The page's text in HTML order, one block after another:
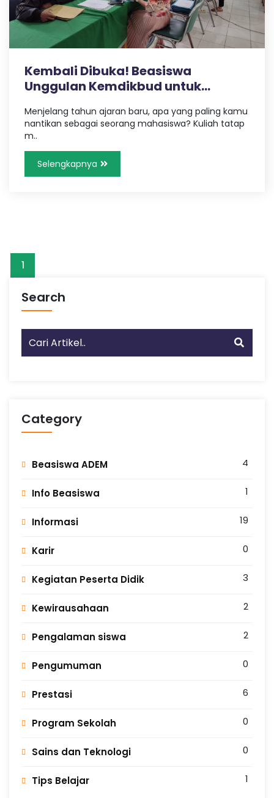
6
A
G
Kembali Dibuka! Beasiswa
Unggulan Kemdikbud untuk
Menjelang tahun ajaran baru, apa yang paling kamu
nantikan sebagai seorang mahasiswa? Kuliah tatap
m..
Selengkapnya
1
Search
Category
Beasiswa ADEM 4
Info Beasiswa 1
Informasi 19
Karir 0
Kegiatan Peserta Didik 3
Kewirausahaan 2
Pengalaman siswa 2
Pengumuman 0
Prestasi 6
Program Sekolah 0
Sains dan Teknologi 0
Tips Belajar 1